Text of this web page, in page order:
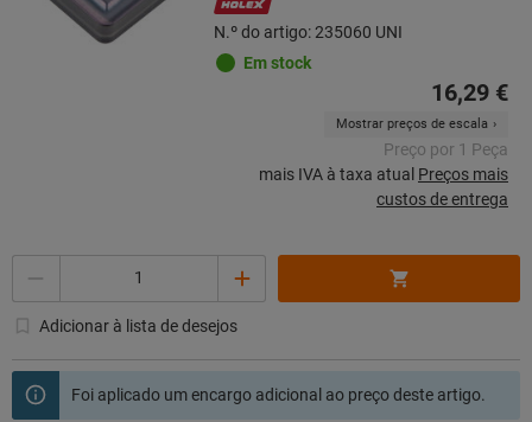
N.º do artigo: 235060 UNI
Em stock
16,29 €
Mostrar preços de escala
Preço por 1 Peça
mais IVA à taxa atual Preços mais
custos de entrega
Adicionar à lista de desejos
Foi aplicado um encargo adicional ao preço deste artigo.